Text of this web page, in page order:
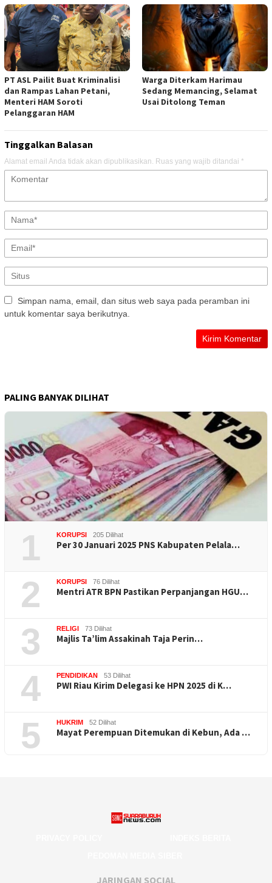
PT ASL Pailit Buat Kriminalisi
dan Rampas Lahan Petani,
Menteri HAM Soroti
Pelanggaran HAM
Warga Diterkam Harimau
Sedang Memancing, Selamat
Usai Ditolong Teman
Tinggalkan Balasan
Alamat email Anda tidak akan dipublikasikan. Ruas yang wajib ditandai *
Simpan nama, email, dan situs web saya pada peramban ini
untuk komentar saya berikutnya.
PALING BANYAK DILIHAT
1 KORUPSI 205 Dilihat
Per 30 Januari 2025 PNS Kabupaten Pelala…
2 KORUPSI 76 Dilihat
Mentri ATR BPN Pastikan Perpanjangan HGU…
3 RELIGI 73 Dilihat
Majlis Ta’lim Assakinah Taja Perin…
4 PENDIDIKAN 53 Dilihat
PWI Riau Kirim Delegasi ke HPN 2025 di K…
5 HUKRIM 52 Dilihat
Mayat Perempuan Ditemukan di Kebun, Ada …
JARINGAN SOCIAL